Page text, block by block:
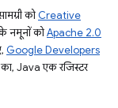
कोCreative
नमूनों कोApache 2.0
Google Developers
Java एक रजिस्टर